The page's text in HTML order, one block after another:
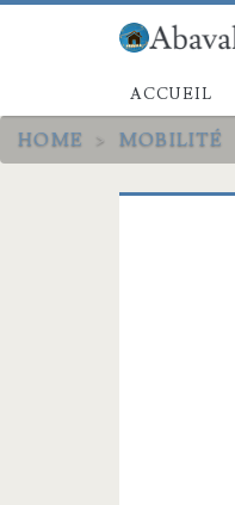
ACCUEIL
HOME > MOBILITÉ